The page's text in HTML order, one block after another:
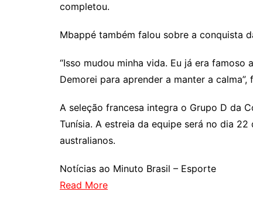
completou.
Mbappé também falou sobre a conquista
“Isso mudou minha vida. Eu já era
Demorei para aprender a manter a calma”,
A seleção francesa integra o Grupo D da
Tunísia. A estreia da equipe será no dia
australianos.
Notícias ao Minuto Brasil – Esporte
Read More